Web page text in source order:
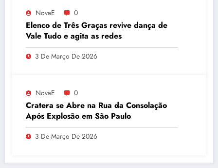
NovaE 0
Elenco de Três Graças revive dança de
Vale Tudo e agita as redes
3 De Março De 2026
NovaE 0
Cratera se Abre na Rua da Consolação
Após Explosão em São Paulo
3 De Março De 2026